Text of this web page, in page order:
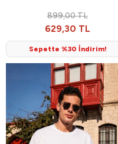
899,00 TL
629,30 TL
Sepette %30 İndirim!